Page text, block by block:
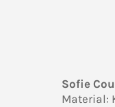
Sofie
Material: